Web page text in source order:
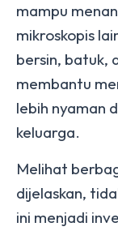
mampu
mikroskopis
bersin, batuk,
membantu
lebih nyaman
keluarga.
Melihat
dijelaskan,
ini menjadi